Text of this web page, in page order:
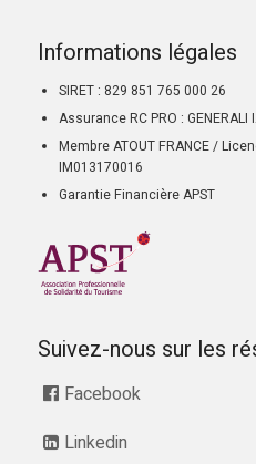
Informations légales
SIRET : 829 851 765 000 26
Assurance RC PRO : GENERALI
Membre ATOUT FRANCE /
IM013170016
Garantie Financière APST
Suivez-nous sur les
Facebook
Linkedin